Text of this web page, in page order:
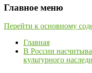
Главное меню
Перейти к основному
Главная
В России
культурного